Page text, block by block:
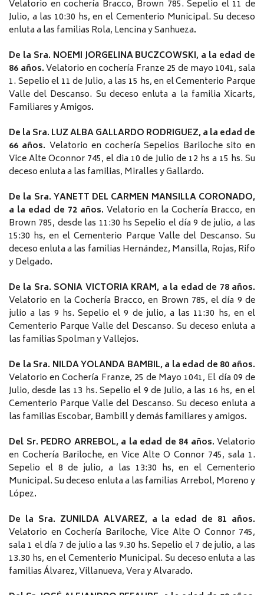
Velatorio en cochería Bracco, Brown 785. Sepelio el 11 de
Julio, a las 10:30 hs, en el Cementerio Municipal. Su deceso
enluta a las familias Rola, Lencina y Sanhueza.
De la Sra. NOEMI JORGELINA BUCZCOWSKI, a la edad de
86 años.Velatorio en cochería Franze 25 de mayo 1041, sala
1. Sepelio el 11 de Julio, a las 15 hs, en el Cementerio Parque
Valle del Descanso. Su deceso enluta a la familia Xicarts,
Familiares y Amigos.
De la Sra. LUZ ALBA GALLARDO RODRIGUEZ, a la edad de
66 años. Velatorio en cochería Sepelios Bariloche sito en
Vice Alte Oconnor 745, el dia 10 de Julio de 12 hs a 15 hs. Su
deceso enluta a las familias, Miralles y Gallardo.
De la Sra. YANETT DEL CARMEN MANSILLA CORONADO,
a la edad de 72 años. Velatorio en la Cochería Bracco, en
Brown 785, desde las 11:30 hs Sepelio el día 9 de julio, a las
15:30 hs, en el Cementerio Parque Valle del Descanso. Su
deceso enluta a las familias Hernández, Mansilla, Rojas, Rifo
y Delgado.
De la Sra. SONIA VICTORIA KRAM, a la edad de 78 años.
Velatorio en la Cochería Bracco, en Brown 785, el día 9 de
julio a las 9 hs. Sepelio el 9 de julio, a las 11:30 hs, en el
Cementerio Parque Valle del Descanso. Su deceso enluta a
las familias Spolman y Vallejos.
De la Sra. NILDA YOLANDA BAMBIL, a la edad de 80 años.
Velatorio en Cochería Franze, 25 de Mayo 1041, El día 09 de
Julio, desde las 13 hs. Sepelio el 9 de Julio, a las 16 hs, en el
Cementerio Parque Valle del Descanso. Su deceso enluta a
las familias Escobar, Bambill y demás familiares y amigos.
Del Sr. PEDRO ARREBOL, a la edad de 84 años. Velatorio
en Cochería Bariloche, en Vice Alte O Connor 745, sala 1.
Sepelio el 8 de julio, a las 13:30 hs, en el Cementerio
Municipal. Su deceso enluta a las familias Arrebol, Moreno y
López.
De la Sra. ZUNILDA ALVAREZ, a la edad de 81 años.
Velatorio en Cochería Bariloche, Vice Alte O Connor 745,
sala 1 el día 7 de julio a las 9.30 hs. Sepelio el 7 de julio, a las
13.30 hs, en el Cementerio Municipal. Su deceso enluta a las
familias Álvarez, Villanueva, Vera y Alvarado.